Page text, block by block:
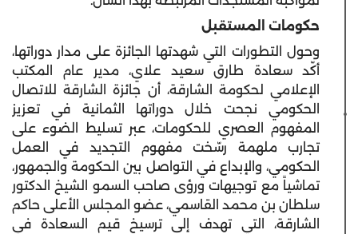
حكومات المستقبل
وحول التطورات التي شهدتها الجائزة على مدار دوراتها،
أكّد سعادة طارق سعيد علاي، مدير عام المكتب
الإعلامي لحكومة الشارقة، أن جائزة الشارقة للاتصال
الحكومي نجحت خلال دوراتها الثمانية في تعزيز
المفهوم العصري للحكومات، عبر تسليط الضوء على
تجارب ملهمة رسّخت مفهوم التجديد في العمل
الحكومي، والإبداع في التواصل بين الحكومة والجمهور،
تماشياً مع توجيهات ورؤى صاحب السمو الشيخ الدكتور
سلطان بن محمد القاسمي، عضو المجلس الأعلى حاكم
الشارقة، التي تهدف إلى ترسيخ قيم السعادة في